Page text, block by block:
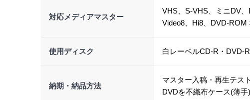
対応メディアマスター
VHS、S-VHS、ミニDV、
Video8、Hi8、DVD-ROM
使用ディスク 白レーベルCD-R・DVD-
納期・納品方法
マスター入稿・再生テス
DVDを不織布ケース(薄手